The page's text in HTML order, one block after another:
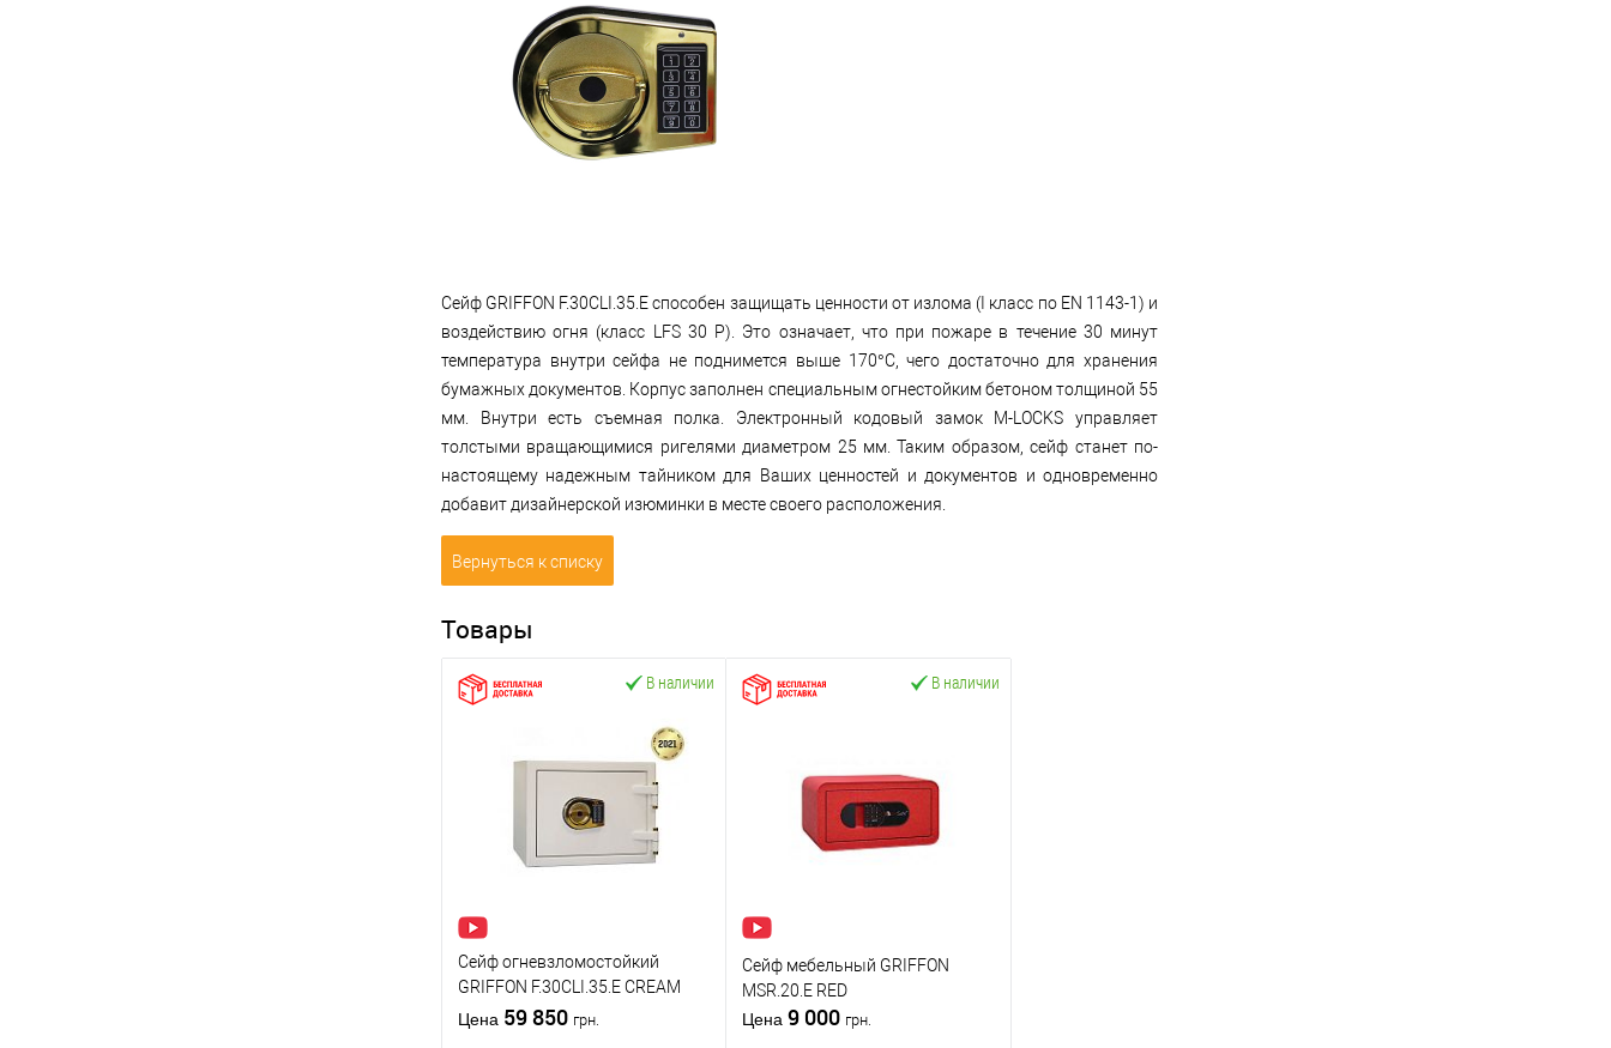
Сейф GRIFFON F.30CLI.35.E способен защищать ценности от излома (I класс по EN 1143-1) и
воздействию огня (класс LFS 30 P). Это означает, что при пожаре в течение 30 минут
температура внутри сейфа не поднимется выше 170°C, чего достаточно для хранения
бумажных документов. Корпус заполнен специальным огнестойким бетоном толщиной 55
мм. Внутри есть съемная полка. Электронный кодовый замок M-LOCKS управляет
толстыми вращающимися ригелями диаметром 25 мм. Таким образом, сейф станет по-
настоящему надежным тайником для Ваших ценностей и документов и одновременно
добавит дизайнерской изюминки в месте своего расположения.
Вернуться к списку
Товары
В наличии
Сейф огневзломостойкий
GRIFFON F.30CLI.35.E CREAM
GOLD
Цена 59 850 грн.
В наличии
Сейф мебельный GRIFFON
MSR.20.Е RED
Цена 9 000 грн.